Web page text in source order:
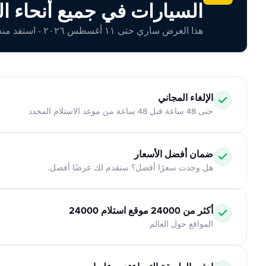
السيارات في جميع أنحاء
هذا العرض ساري حتى ١١ أغسطس ٢٠٢٦ - استفد منه اليوم!
الإلغاء المجاني
حتى 48 ساعة قبل 48 ساعة من موعد الاستلام المحدد
ضمان أفضل الأسعار
هل وجدت سعرًا أفضل؟ سنقدم لك عرضًا أفضل.
أكثر من 24000 موقع استلام 24000
المواقع حول العالم